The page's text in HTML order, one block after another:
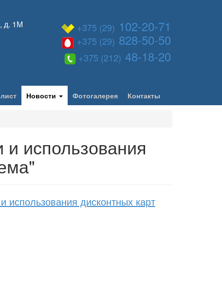
д. 1М
+375 (29) 102-20-71
+375 (29) 828-50-50
+375 (212) 48-18-20
Новости Фотогалерея Контакты
использования
дисконтных карт